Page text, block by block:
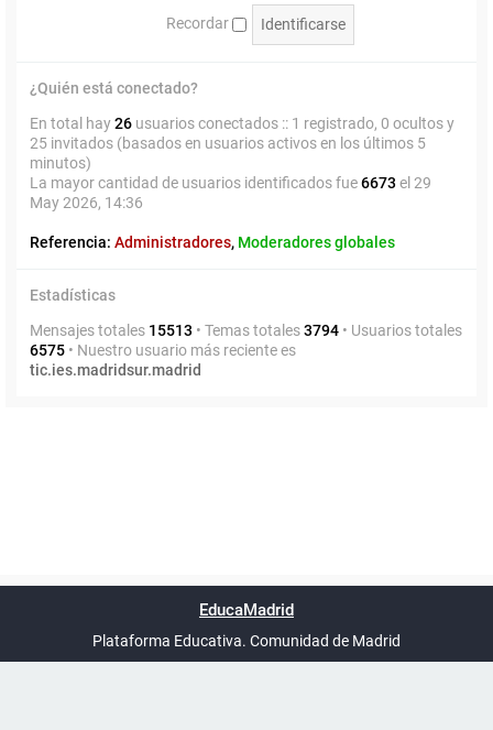
Recordar
¿Quién está conectado?
En total hay26 usuarios conectados :: 1 registrado, 0 ocultos y
25 invitados (basados en usuarios activos en los últimos 5
minutos)
La mayor cantidad de usuarios identificados fue6673 el 29
May 2026, 14:36
Referencia: Administradores, Moderadores globales
Estadísticas
Mensajes totales 15513 • Temas totales3794 • Usuarios totales
6575 • Nuestro usuario más reciente es
tic.ies.madridsur.madrid
UTC+02:00
phpBB España
EducaMadrid
Plataforma Educativa. Comunidad de Madrid